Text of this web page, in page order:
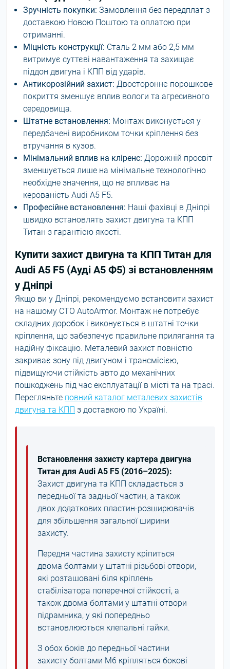
Зручність покупки: Замовлення без передплат з
доставкою Новою Поштою та оплатою при
отриманні.
Міцність конструкції: Сталь 2 мм або 2,5 мм
витримує суттєві навантаження та захищає
піддон двигуна і КПП від ударів.
Антикорозійний захист: Двостороннє порошкове
покриття зменшує вплив вологи та агресивного
середовища.
Штатне встановлення: Монтаж виконується у
передбачені виробником точки кріплення без
втручання в кузов.
Мінімальний вплив на кліренс: Дорожній просвіт
зменшується лише на мінімальне технологічно
необхідне значення, що не впливає на
керованість Audi A5 F5.
Професійне встановлення: Наші фахівці в Дніпрі
швидко встановлять захист двигуна та КПП
Титан з гарантією якості.
Купити захист двигуна та КПП Титан для
Audi A5 F5 (Ауді А5 Ф5) зі встановленням
у Дніпрі
Якщо ви у Дніпрі, рекомендуємо встановити захист
на нашому СТО AutoArmor. Монтаж не потребує
складних доробок і виконується в штатні точки
кріплення, що забезпечує правильне прилягання та
надійну фіксацію. Металевий захист повністю
закриває зону під двигуном і трансмісією,
підвищуючи стійкість авто до механічних
пошкоджень під час експлуатації в місті та на трасі.
Перегляньте повний каталог металевих захистів
двигуна та КПП з доставкою по Україні.
Встановлення захисту картера двигуна
Титан для Audi A5 F5 (2016–2025):
Захист двигуна та КПП складається з
передньої та задньої частин, а також
двох додаткових пластин-розширювачів
для збільшення загальної ширини
захисту.
Передня частина захисту кріпиться
двома болтами у штатні різьбові отвори,
які розташовані біля кріплень
стабілізатора поперечної стійкості, а
також двома болтами у штатні отвори
підрамника, у які попередньо
встановлюються клепальні гайки.
З обох боків до передньої частини
захисту болтами М6 кріпляться бокові